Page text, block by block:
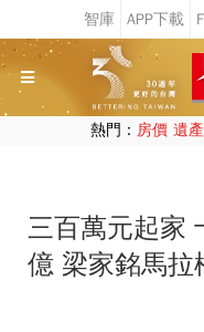
熱門： 房價 遺
三百萬元起家
億 梁家銘馬拉